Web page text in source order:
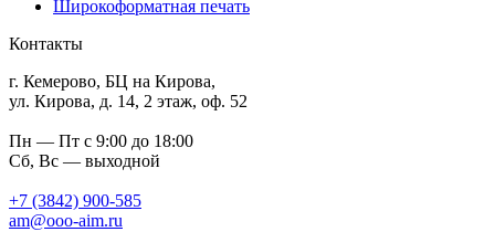
Широкоформатная печать
Контакты
г. Кемерово, БЦ на Кирова,
ул. Кирова, д. 14, 2 этаж, оф. 52
Пн — Пт с 9:00 до 18:00
Сб, Вс — выходной
+7 (3842) 900-585
am@ooo-aim.ru